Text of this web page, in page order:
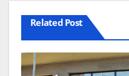
Related Post